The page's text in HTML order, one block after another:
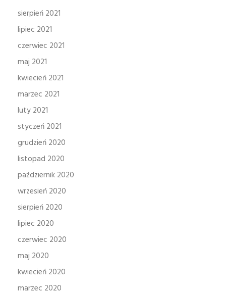
sierpień 2021
lipiec 2021
czerwiec 2021
maj 2021
kwiecień 2021
marzec 2021
luty 2021
styczeń 2021
grudzień 2020
listopad 2020
październik 2020
wrzesień 2020
sierpień 2020
lipiec 2020
czerwiec 2020
maj 2020
kwiecień 2020
marzec 2020